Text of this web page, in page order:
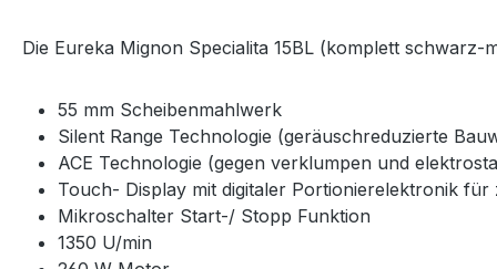
Die Eureka Mignon Specialita 15BL (komplett
55 mm Scheibenmahlwerk
Silent Range Technologie (geräuschreduzierte
ACE Technologie (gegen verklumpen und
Touch- Display mit digitaler Portionierelektronik
Mikroschalter Start-/ Stopp Funktion
1350 U/min